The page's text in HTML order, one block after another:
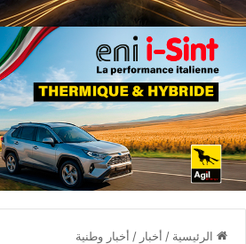
الرئيسية / أخبار / أخبار وطنية